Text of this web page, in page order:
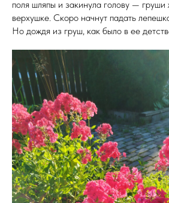
поля шляпы и закинула голову —
верхушке. Скоро начнут падать
Но дождя из груш, как было в ее